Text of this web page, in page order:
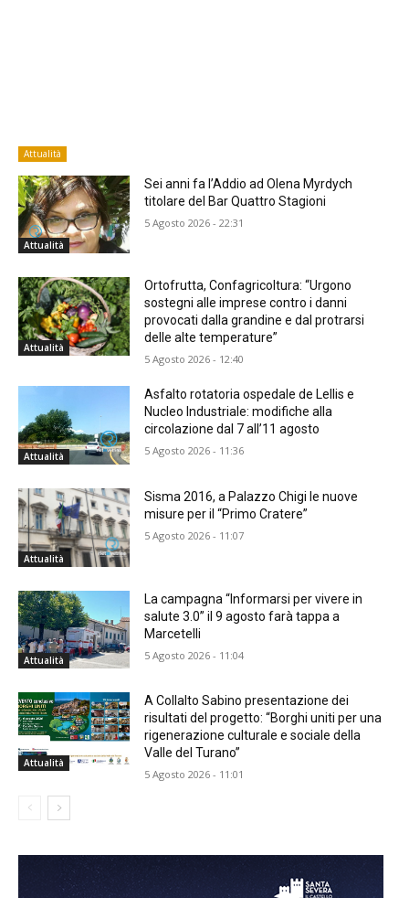
Attualità
Attualità
Sei anni fa l’Addio ad Olena Myrdych
titolare del Bar Quattro Stagioni
5 Agosto 2026 - 22:31
Attualità
Ortofrutta, Confagricoltura: “Urgono
sostegni alle imprese contro i danni
provocati dalla grandine e dal protrarsi
delle alte temperature”
5 Agosto 2026 - 12:40
Attualità
Asfalto rotatoria ospedale de Lellis e
Nucleo Industriale: modifiche alla
circolazione dal 7 all’11 agosto
5 Agosto 2026 - 11:36
Attualità
Sisma 2016, a Palazzo Chigi le nuove
misure per il “Primo Cratere”
5 Agosto 2026 - 11:07
Attualità
La campagna “Informarsi per vivere in
salute 3.0” il 9 agosto farà tappa a
Marcetelli
5 Agosto 2026 - 11:04
Attualità
A Collalto Sabino presentazione dei
risultati del progetto: “Borghi uniti per una
rigenerazione culturale e sociale della
Valle del Turano”
5 Agosto 2026 - 11:01